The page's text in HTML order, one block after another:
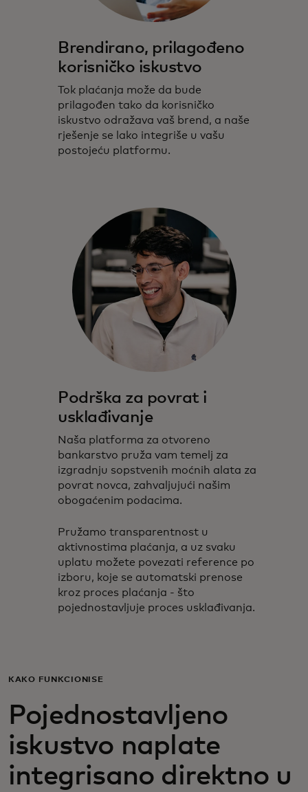
Brendirano, prilagođeno
korisničko iskustvo
Tok plaćanja može da bude
prilagođen tako da korisničko
iskustvo odražava vaš brend, a naše
rješenje se lako integriše u vašu
postojeću platformu.
Podrška za povrat i
usklađivanje
Naša platforma za otvoreno
bankarstvo pruža vam temelj za
izgradnju sopstvenih moćnih alata za
povrat novca, zahvaljujući našim
obogaćenim podacima.
Pružamo transparentnost u
aktivnostima plaćanja, a uz svaku
uplatu možete povezati reference po
izboru, koje se automatski prenose
kroz proces plaćanja - što
pojednostavljuje proces usklađivanja.
KAKO FUNKCIONIŠE
Pojednostavljeno
iskustvo naplate
integrisano direktno u